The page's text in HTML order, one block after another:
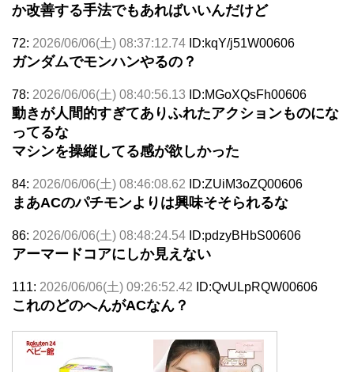
か改善する手法でもあればいいんだけど
72: 2026/06/06(土) 08:37:12.74 ID:kqY/j51W00606
ガンダムでモンハンやるの？
78: 2026/06/06(土) 08:40:56.13 ID:MGoXQsFh00606
動きが人間的すぎてありふれたアクションものにな
ってるな
マシンを操縦してる感が欲しかった
84: 2026/06/06(土) 08:46:08.62 ID:ZUiM3oZQ00606
まあACのパチモンよりは興味そそられるな
86: 2026/06/06(土) 08:48:24.54 ID:pdzyBHbS00606
アーマードコアにしか見えない
111: 2026/06/06(土) 09:26:52.42 ID:QvULpRQW00606
これのどのへんがACなん？